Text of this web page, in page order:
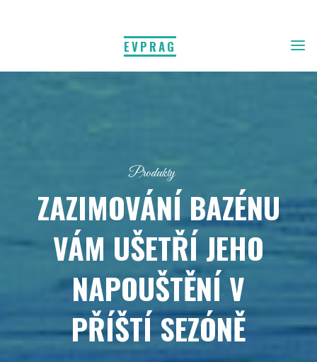
EVPRAG
Produkty
ZAZIMOVÁNÍ BAZÉNU
VÁM UŠETŘÍ JEHO
NAPOUŠTĚNÍ V
PŘÍŠTÍ SEZÓNĚ